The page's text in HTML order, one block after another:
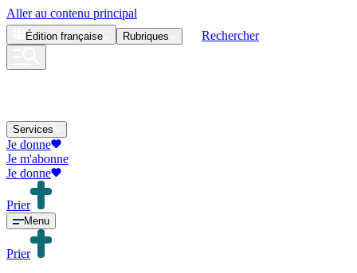
Aller au contenu principal
Édition française Rubriques Rechercher
Services
Je donne
Je m'abonne
Je donne
Prier
Menu
Prier